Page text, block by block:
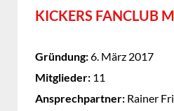
KICKERS FANCLUB
Gründung:6. März 2017
Mitglieder: 11
Ansprechpartner: Rainer